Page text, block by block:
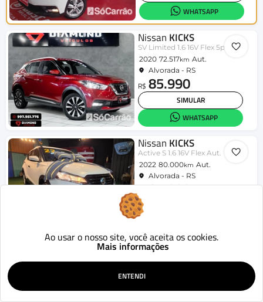
WHATSAPP
Nissan KICKS
SV Limited 1.6 16V Flex 5p Aut.
2020 72.517km Aut.
Alvorada - RS
R$ 85.990
SIMULAR
WHATSAPP
Nissan KICKS
Active S 1.6 16V Flex Aut.
2022 80.000km Aut.
Alvorada - RS
85.900
Ao usar o nosso site, você aceita os cookies.
Mais informações
ENTENDI